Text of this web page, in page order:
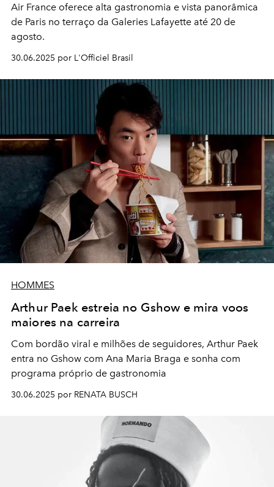
Air France oferece alta gastronomia e vista panorâmica
de Paris no terraço da Galeries Lafayette até 20 de
agosto.
30.06.2025 por L'Officiel Brasil
HOMMES
Arthur Paek estreia no Gshow e mira voos
maiores na carreira
Com bordão viral e milhões de seguidores, Arthur Paek
entra no Gshow com Ana Maria Braga e sonha com
programa próprio de gastronomia
30.06.2025 por RENATA BUSCH